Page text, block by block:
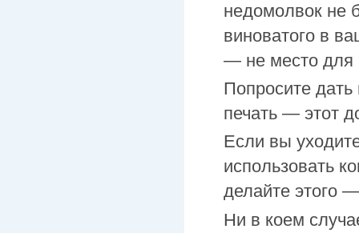
недомолвок не
виноватого в
— не место для
Попросите
печать — этот
Если вы
использовать
делайте этого
Ни в коем